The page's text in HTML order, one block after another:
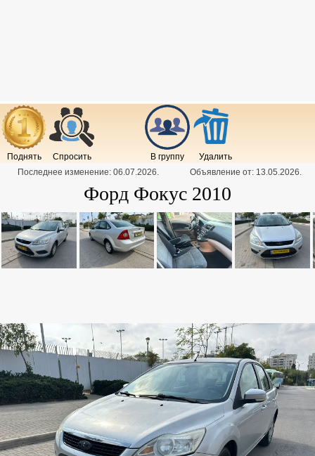
Поднять Спросить В группу
Удалить
Последнее изменение: 06.07.2026. Объявление от: 13.05.2026.
Форд Фокус 2010